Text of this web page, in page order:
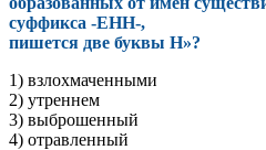
суффикса -ЕНН-,
пишется две буквы Н»?
1) взлохмаченными
2) утреннем
3) выброшенный
4) отравленный